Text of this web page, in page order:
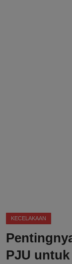
KECELAKAAN
PJU